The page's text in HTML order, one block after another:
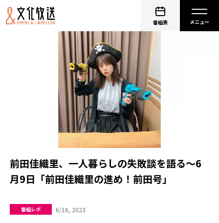
番組表
前田佳織里、一人暮らしの失敗談を語る～6
月9日「前田佳織里の進め！前田号」
番組レポ 6/16, 2023